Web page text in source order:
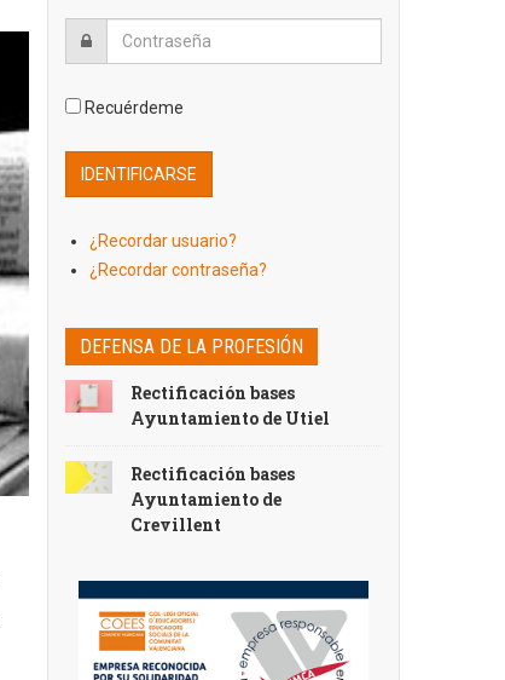
Recuérdeme
¿Recordar usuario?
¿Recordar contraseña?
DEFENSA DE LA PROFESIÓN
Rectificación bases
Ayuntamiento de Utiel
Rectificación bases
Ayuntamiento de
Crevillent